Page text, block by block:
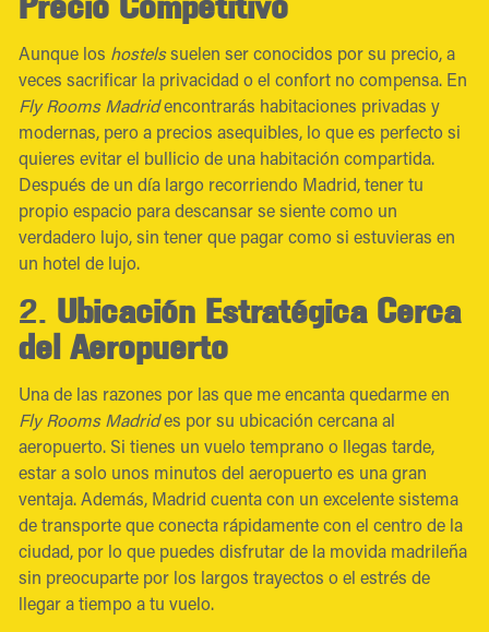
Aunque los hostelssuelen ser conocidos por su precio, a
veces sacrificar la privacidad o el confort no compensa. En
Fly Rooms Madridencontrarás habitaciones privadas y
modernas, pero a precios asequibles, lo que es perfecto si
quieres evitar el bullicio de una habitación compartida.
Después de un día largo recorriendo Madrid, tener tu
propio espacio para descansar se siente como un
verdadero lujo, sin tener que pagar como si estuvieras en
un hotel de lujo.
2. Ubicación Estratégica Cerca
del Aeropuerto
Una de las razones por las que me encanta quedarme en
Fly Rooms Madrides por su ubicación cercana al
aeropuerto. Si tienes un vuelo temprano o llegas tarde,
estar a solo unos minutos del aeropuerto es una gran
ventaja. Además, Madrid cuenta con un excelente sistema
de transporte que conecta rápidamente con el centro de la
ciudad, por lo que puedes disfrutar de la movida madrileña
sin preocuparte por los largos trayectos o el estrés de
llegar a tiempo a tu vuelo.